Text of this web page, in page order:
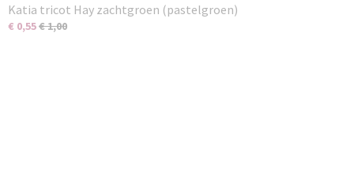
Katia tricot Hay zachtgroen (pastelgroen)
€ 0,55€ 1,00